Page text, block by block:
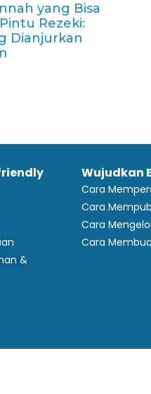
yang Bisa
Rezeki:
Dianjurkan
&
Wujudkan
Cara
Cara
Cara
Cara